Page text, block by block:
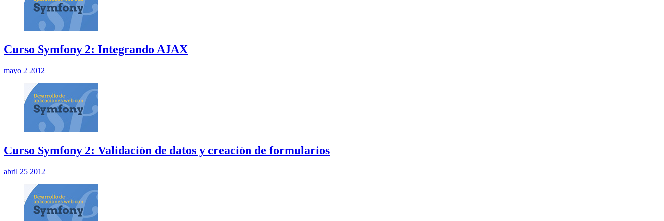
Curso Symfony 2: Integrando AJAX
mayo 2 2012
Curso Symfony 2: Validación de datos y creación de formularios
abril 25 2012